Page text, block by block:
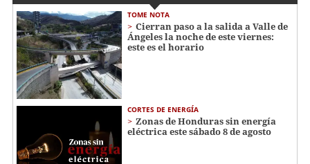
TOME NOTA
Cierran paso a la salida a Valle de
Ángeles la noche de este viernes:
este es el horario
CORTES DE ENERGÍA
Zonas de Honduras sin energía
eléctrica este sábado 8 de agosto